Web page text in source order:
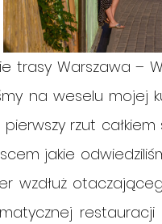
trasy Warszawa –
na weselu mojej
rzut całkiem
jakie
wzdłuż
restauracji